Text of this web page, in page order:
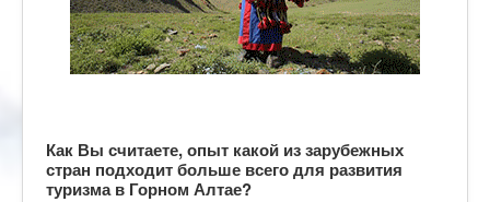
Как Вы считаете, опыт какой из зарубежных
стран подходит больше всего для развития
туризма в Горном Алтае?